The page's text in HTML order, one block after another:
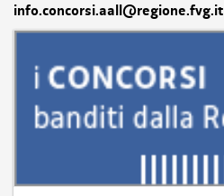
info.concorsi.aall@regione.fvg.it